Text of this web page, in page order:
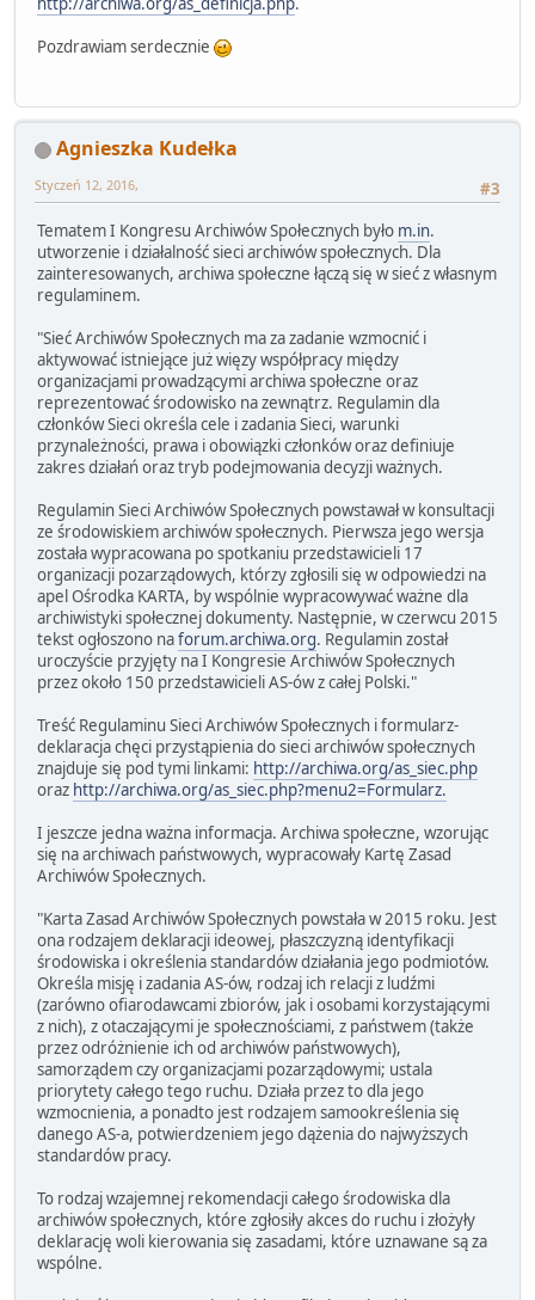
Pozdrawiam serdecznie
Agnieszka Kudełka
#3
Styczeń 12, 2016,
Tematem I Kongresu Archiwów Społecznych było m.in.
utworzenie i działalność sieci archiwów społecznych. Dla
zainteresowanych, archiwa społeczne łączą się w sieć z własnym
regulaminem.
"Sieć Archiwów Społecznych ma za zadanie wzmocnić i
aktywować istniejące już więzy współpracy między
organizacjami prowadzącymi archiwa społeczne oraz
reprezentować środowisko na zewnątrz. Regulamin dla
członków Sieci określa cele i zadania Sieci, warunki
przynależności, prawa i obowiązki członków oraz definiuje
zakres działań oraz tryb podejmowania decyzji ważnych.
Regulamin Sieci Archiwów Społecznych powstawał w konsultacji
ze środowiskiem archiwów społecznych. Pierwsza jego wersja
została wypracowana po spotkaniu przedstawicieli 17
organizacji pozarządowych, którzy zgłosili się w odpowiedzi na
apel Ośrodka KARTA, by wspólnie wypracowywać ważne dla
archiwistyki społecznej dokumenty. Następnie, w czerwcu 2015
tekst ogłoszono naforum.archiwa.org. Regulamin został
uroczyście przyjęty na I Kongresie Archiwów Społecznych
przez około 150 przedstawicieli AS-ów z całej Polski."
Treść Regulaminu Sieci Archiwów Społecznych i formularz-
deklaracja chęci przystąpienia do sieci archiwów społecznych
znajduje się pod tymi linkami: http://archiwa.org/as_siec.php
oraz http://archiwa.org/as_siec.php?menu2=Formularz.
I jeszcze jedna ważna informacja. Archiwa społeczne, wzorując
się na archiwach państwowych, wypracowały Kartę Zasad
Archiwów Społecznych.
"Karta Zasad Archiwów Społecznych powstała w 2015 roku. Jest
ona rodzajem deklaracji ideowej, płaszczyzną identyfikacji
środowiska i określenia standardów działania jego podmiotów.
Określa misję i zadania AS-ów, rodzaj ich relacji z ludźmi
(zarówno ofiarodawcami zbiorów, jak i osobami korzystającymi
z nich), z otaczającymi je społecznościami, z państwem (także
przez odróżnienie ich od archiwów państwowych),
samorządem czy organizacjami pozarządowymi; ustala
priorytety całego tego ruchu. Działa przez to dla jego
wzmocnienia, a ponadto jest rodzajem samookreślenia się
danego AS-a, potwierdzeniem jego dążenia do najwyższych
standardów pracy.
To rodzaj wzajemnej rekomendacji całego środowiska dla
archiwów społecznych, które zgłosiły akces do ruchu i złożyły
deklarację woli kierowania się zasadami, które uznawane są za
wspólne.